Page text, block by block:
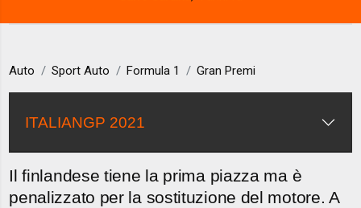
Auto Sport Auto Formula 1 Gran Premi
ITALIANGP 2021
Il finlandese tiene la prima piazza ma è
penalizzato per la sostituzione del motore. A